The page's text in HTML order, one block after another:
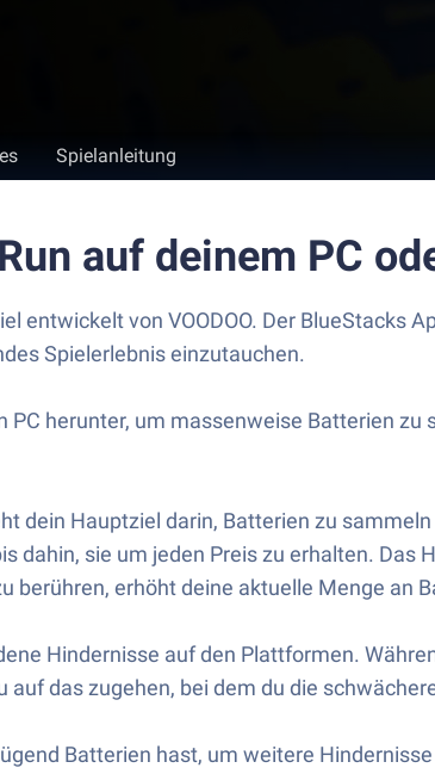
Spielanleitung
auf deinem PC
entwickelt von VOODOO. Der BlueStacks
Spielerlebnis einzutauchen.
PC herunter, um massenweise Batterien
dein Hauptziel darin, Batterien zu
dahin, sie um jeden Preis zu erhalten.
berühren, erhöht deine aktuelle Menge an
Hindernisse auf den Plattformen.
auf das zugehen, bei dem du die
Batterien hast, um weitere